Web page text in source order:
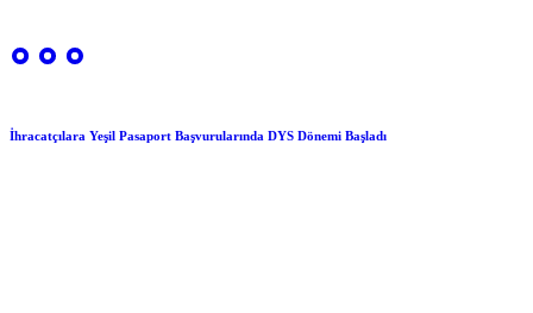
İhracatçılara Yeşil Pasaport Başvurularında DYS Dönemi Başladı